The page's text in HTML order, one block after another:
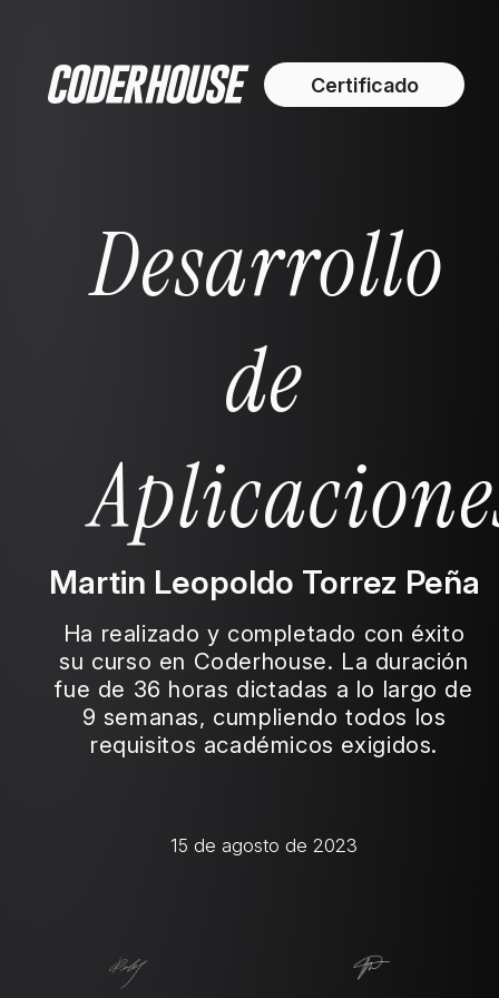
Certificado
Desarrollo
de
Martin Leopoldo Torrez Peña
Ha realizado y completado con éxito
su curso en Coderhouse. La duración
fue de 36 horas dictadas a lo largo de
9 semanas, cumpliendo todos los
requisitos académicos exigidos.
15 de agosto de 2023